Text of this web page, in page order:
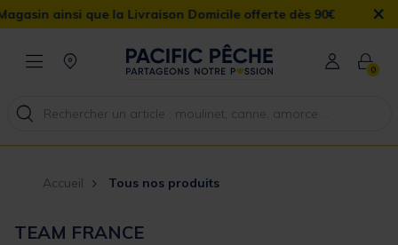
Domicile offerte dès 90€ ×
0
Accueil Tous nos produits
TEAM FRANCE